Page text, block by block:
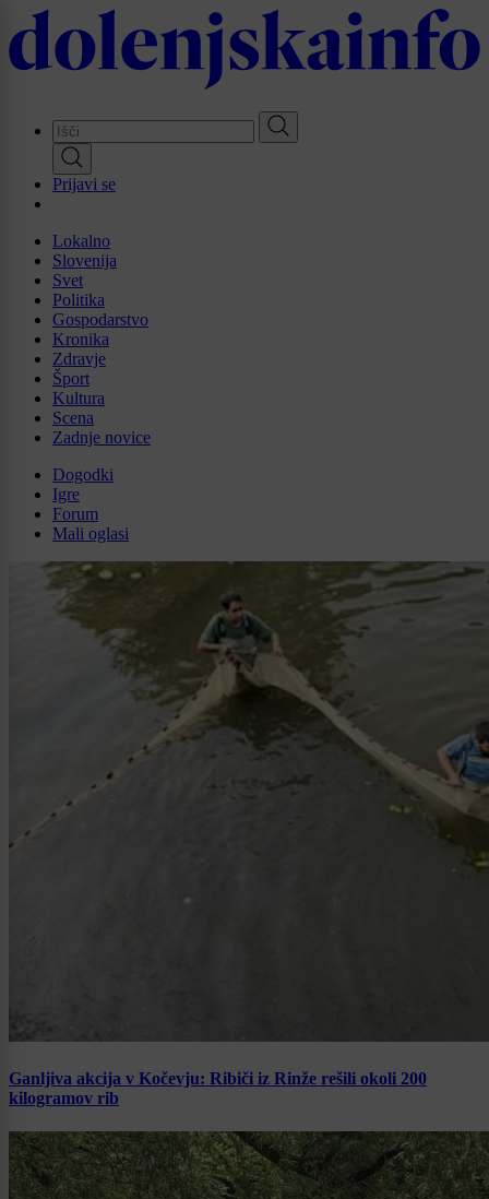
Skip
to
main
Prijavi se
Lokalno
Slovenija
Svet
Politika
Gospodarstvo
Kronika
Zdravje
Šport
Kultura
Scena
Zadnje novice
Dogodki
Igre
Forum
Mali oglasi
Ganljiva akcija v Kočevju: Ribiči iz Rinže rešili okoli 200
kilogramov rib